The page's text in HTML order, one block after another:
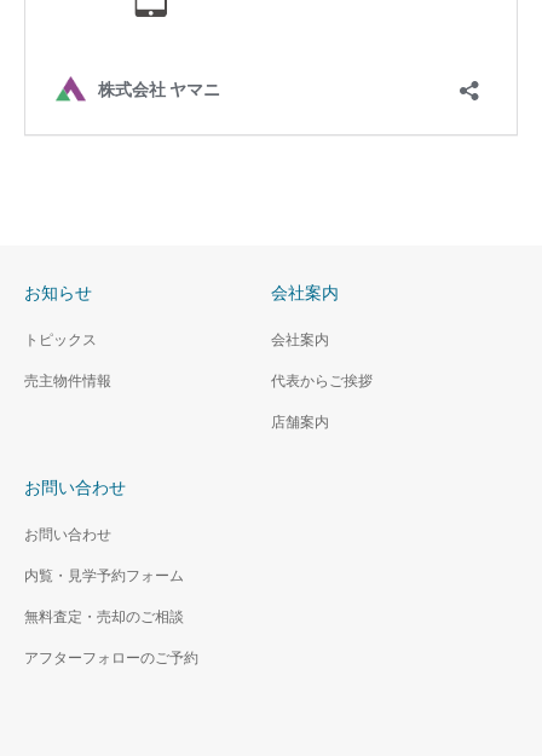
お知らせ
トピックス
売主物件情報
会社案内
会社案内
代表からご挨拶
店舗案内
お問い合わせ
お問い合わせ
内覧・見学予約フォーム
無料査定・売却のご相談
アフターフォローのご予約